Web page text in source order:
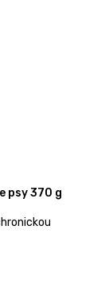
psy 370 g